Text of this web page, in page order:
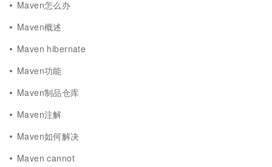
Maven怎么办
Maven概述
Maven hibernate
Maven功能
Maven制品仓库
Maven注解
Maven如何解决
Maven cannot